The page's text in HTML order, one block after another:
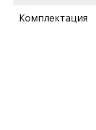
Комплектация